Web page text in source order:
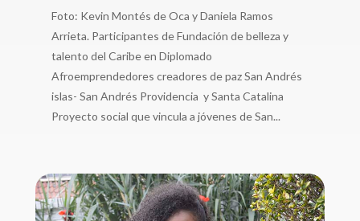
Foto: Kevin Montés de Oca y Daniela Ramos
Arrieta. Participantes de Fundación de belleza y
talento del Caribe en Diplomado
Afroemprendedores creadores de paz San Andrés
islas- San Andrés Providencia y Santa Catalina
Proyecto social que vincula a jóvenes de San...